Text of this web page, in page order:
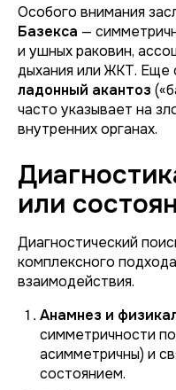
Особого внимания
Базекса —
и ушных раковин,
дыхания или ЖКТ. Еще
ладонный акантоз
часто указывает на
внутренних органах.
или
Диагностический
комплексного
взаимодействия.
Анамнез и
симметричности
асимметричны) и
состоянием.